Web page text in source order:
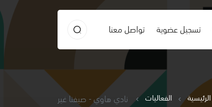
تسجيل عضوية تواصل معنا
الرئيسية الفعاليات نادي هاوي - صيفنا غير